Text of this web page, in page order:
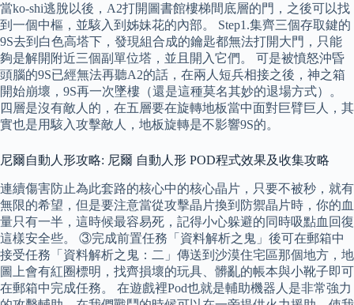
當ko-shi逃脫以後，A2打開圖書館樓梯間底層的門，之後可以找
到一個中樞，並駭入到姊妹花的內部。 Step1.集齊三個存取鍵的
9S去到白色高塔下，發現組合成的鑰匙都無法打開大門，只能
夠是解開附近三個副單位塔，並且開入它們。 可是被憤怒沖昏
頭腦的9S已經無法再聽A2的話，在兩人短兵相接之後，神之箱
開始崩壞，9S再一次墜樓（還是這種莫名其妙的退場方式）。
四層是沒有敵人的，在五層要在旋轉地板當中面對巨臂巨人，其
實也是用駭入攻擊敵人，地板旋轉是不影響9S的。
尼爾自動人形攻略: 尼爾 自動人形 POD程式效果及收集攻略
連續傷害防止為此套路的核心中的核心晶片，只要不被秒，就有
無限的希望，但是要注意當從攻擊晶片換到防禦晶片時，你的血
量只有一半，這時候最容易死，記得小心躲避的同時吸點血回復
這樣安全些。 ③完成前置任務「資料解析之鬼」後可在郵箱中
接受任務「資料解析之鬼：二」傳送到沙漠住宅區那個地方，地
圖上會有紅圈標明，找齊損壞的玩具、髒亂的帳本與小靴子即可
在郵箱中完成任務。 在遊戲裡Pod也就是輔助機器人是非常強力